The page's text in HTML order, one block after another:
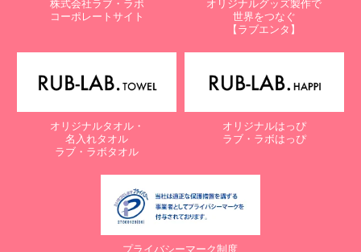
株式会社ラブ・ラボ
コーポレートサイト
オリジナルグッズ製作で
世界をつなぐ
【ラブエンタ】
オリジナルタオル・
名入れタオル
ラブ・ラボタオル
オリジナルはっぴ
ラブ・ラボはっぴ
プライバシーマーク制度